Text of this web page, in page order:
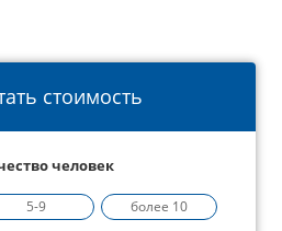
стоимость
человек
5-9 более 10